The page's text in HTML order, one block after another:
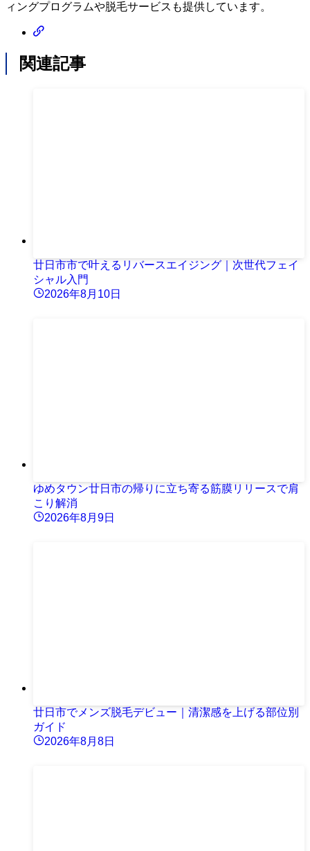
ィングプログラムや脱毛サービスも提供しています。
関連記事
廿日市市で叶えるリバースエイジング｜次世代フェイ
シャル入門
2026年8月10日
ゆめタウン廿日市の帰りに立ち寄る筋膜リリースで肩
こり解消
2026年8月9日
廿日市でメンズ脱毛デビュー｜清潔感を上げる部位別
ガイド
2026年8月8日